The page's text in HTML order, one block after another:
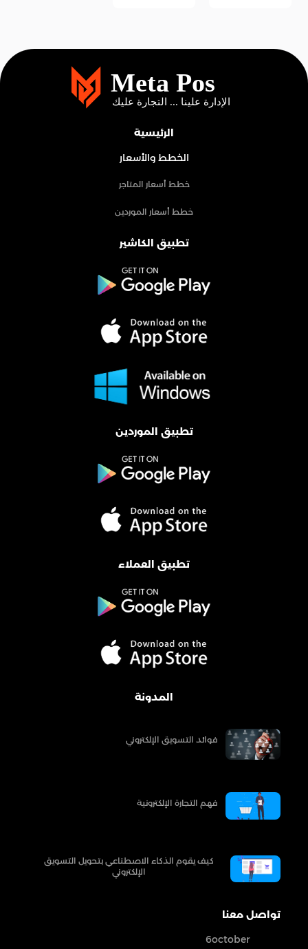
الرئيسية
الخطط والأسعار
خطط أسعار المتاجر
خطط أسعار الموردين
تطبيق الكاشير
تطبيق الموردين
تطبيق العملاء
المدونة
فوائد التسويق الإلكتروني
فهم التجارة الإلكترونية
كيف يقوم الذكاء الاصطناعي بتحويل التسويق
الإلكتروني
تواصل معنا
6october